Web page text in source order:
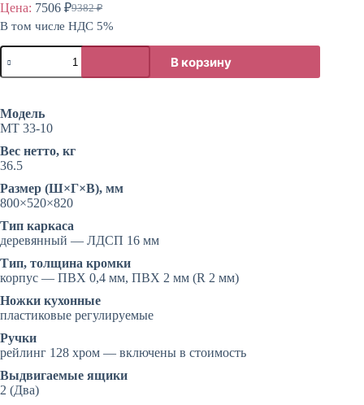
Цена: 9382₽
Первоначальная
цена
составляла
9382 ₽.
7506 ₽Текущая
цена:
7506 ₽.
В том числе НДС 5%
Количество
товара
Шкаф
нижний,
приставной
В корзину
Модель
МТ 33-10
Вес нетто, кг
36.5
Размер (Ш×Г×В), мм
800×520×820
Тип каркаса
деревянный — ЛДСП 16 мм
Тип, толщина кромки
корпус — ПВХ 0,4 мм, ПВХ 2 мм (R 2 мм)
Ножки кухонные
пластиковые регулируемые
Ручки
рейлинг 128 хром — включены в стоимость
Выдвигаемые ящики
2 (Два)